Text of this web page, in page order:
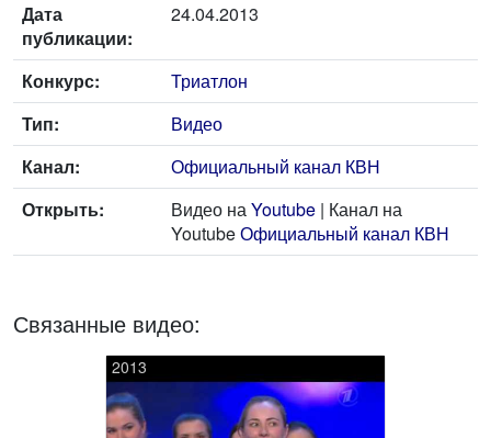
Дата
публикации:
24.04.2013
Конкурс:
Триатлон
Тип:
Видео
Канал:
Официальный канал КВН
Открыть:
Видео наYoutube | Канал на
YoutubeОфициальный канал КВН
Связанные видео:
2013